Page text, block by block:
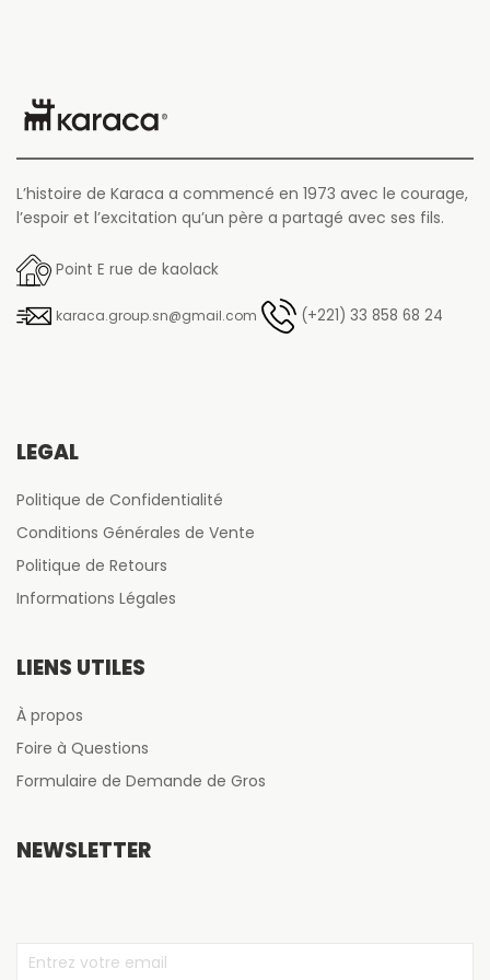
L’histoire de Karaca a commencé en 1973 avec le courage,
l’espoir et l’excitation qu’un père a partagé avec ses fils.
Point E rue de kaolack
karaca.group.sn@gmail.com (+221) 33 858 68 24
LÉGAL
Politique de Confidentialité
Conditions Générales de Vente
Politique de Retours
Informations Légales
LIENS UTILES
À propos
Foire à Questions
Formulaire de Demande de Gros
NEWSLETTER